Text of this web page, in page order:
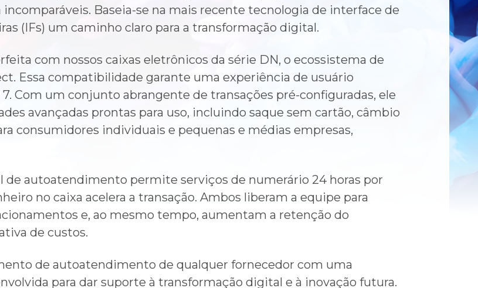
Baseia-se na mais recente tecnologia de interface de
(IFs) um caminho claro para a transformação digital.
com nossos caixas eletrônicos da série DN, o ecossistema de
Essa compatibilidade garante uma experiência de usuário
Com um conjunto abrangente de transações pré-configuradas, ele
avançadas prontas para uso, incluindo saque sem cartão, câmbio
consumidores individuais e pequenas e médias empresas,
de autoatendimento permite serviços de numerário 24 horas por
no caixa acelera a transação. Ambos liberam a equipe para
e, ao mesmo tempo, aumentam a retenção do
de custos.
de autoatendimento de qualquer fornecedor com uma
para dar suporte à transformação digital e à inovação futura.